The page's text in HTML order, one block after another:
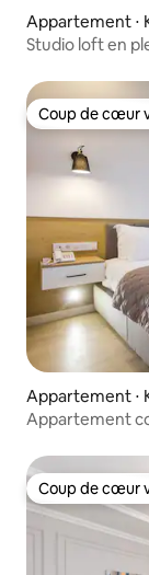
Appartement ⋅
Studio loft en
Coup de cœur
Coup de cœur
Appartement ⋅
Appartement
Coup de cœur
Coup de cœur